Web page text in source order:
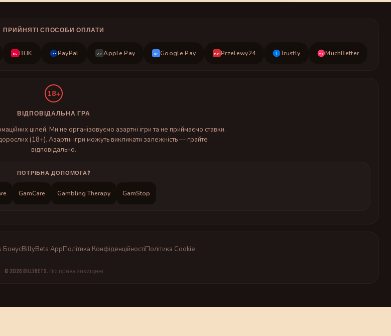
ПРИЙНЯТІ СПОСОБИ ОПЛАТИ
BL BLIK PP PayPal AP Apple Pay GP Google Pay P24 Przelewy24 T Trustly MB MuchBetter
18+
ВІДПОВІДАЛЬНА ГРА
цілей. Ми не організовуємо азартні ігри та не приймаємо ставки.
(18+). Азартні ігри можуть викликати залежність — грайте
відповідально.
ПОТРІБНА ДОПОМОГА?
GamCare Gambling Therapy GamStop
БонусBillyBets AppПолітика КонфіденційностіПолітика Cookie
© 2026 BillyBets. Всі права захищені